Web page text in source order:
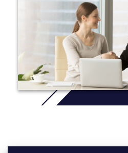
đồng đại diện sinh viên -SRC
Cắm trại năm
Buổi biểu diễn buổi tối tại cơ
Câu lạc bộ ăn trưa
Các chuyến du ngoạn và tham
Thêm thông tin:
Click here
Year 9
English